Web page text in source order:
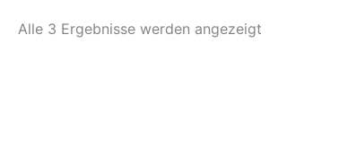
Alle 3 Ergebnisse werden angezeigt